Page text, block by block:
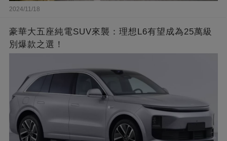
2024/11/18
豪華大五座純電SUV來襲：理想L6有望成為25萬級
別爆款之選！